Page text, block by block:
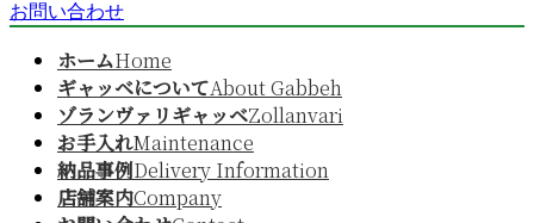
お問い合わせ
ホームHome
ギャッベについてAbout Gabbeh
ゾランヴァリギャッベZollanvari
お手入れMaintenance
納品事例Delivery Information
店舗案内Company